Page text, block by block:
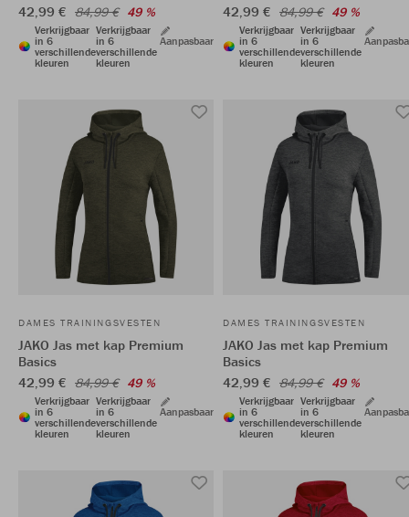
42,99 € 84,99 € 49 %
Verkrijgbaar
in 6
verschillende
kleuren
Verkrijgbaar
in 6
verschillende
kleuren
Aanpasbaar
42,99 € 84,99 € 49 %
Verkrijgbaar
in 6
verschillende
kleuren
Verkrijgbaar
in 6
verschillende
kleuren
DAMES TRAININGSVESTEN
JAKO Jas met kap Premium
Basics
42,99 € 84,99 € 49 %
Verkrijgbaar
in 6
verschillende
kleuren
Verkrijgbaar
in 6
verschillende
kleuren
Aanpasbaar
DAMES TRAININGSVESTEN
JAKO Jas met kap Premium
Basics
42,99 € 84,99 € 49 %
Verkrijgbaar
in 6
verschillende
kleuren
Verkrijgbaar
in 6
verschillende
kleuren